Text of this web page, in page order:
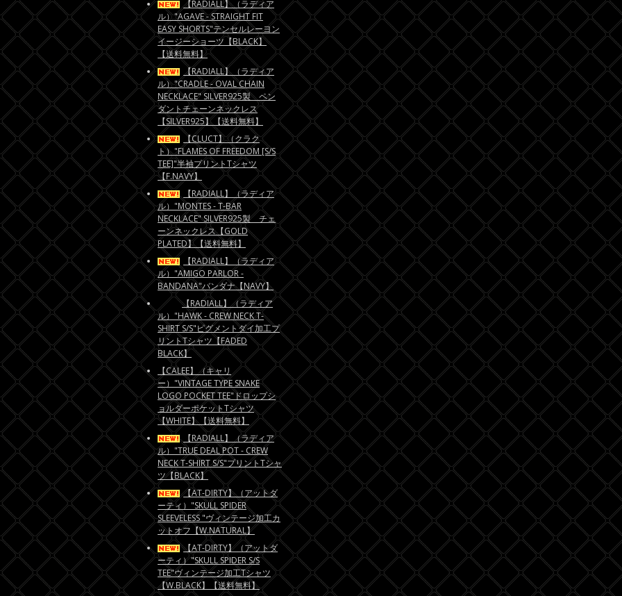
【RADIALL】（ラディア
ル）"AGAVE - STRAIGHT FIT
EASY SHORTS"テンセルレーヨン
イージーショーツ【BLACK】
【送料無料】
【RADIALL】（ラディア
ル）"CRADLE - OVAL CHAIN
NECKLACE" SILVER925製 ペン
ダントチェーンネックレス
【SILVER925】【送料無料】
【CLUCT】（クラク
ト）"FLAMES OF FREEDOM [S/S
TEE]"半袖プリントTシャツ
【F.NAVY】
【RADIALL】（ラディア
ル）"MONTES - T-BAR
NECKLACE" SILVER925製 チェ
ーンネックレス【GOLD
PLATED】【送料無料】
【RADIALL】（ラディア
ル）"AMIGO PARLOR -
BANDANA"バンダナ【NAVY】
【RADIALL】（ラディア
ル）"HAWK - CREW NECK T-
SHIRT S/S"ピグメントダイ加工プ
リントTシャツ【FADED
BLACK】
【CALEE】（キャリ
ー）"VINTAGE TYPE SNAKE
LOGO POCKET TEE"ドロップシ
ョルダーポケットTシャツ
【WHITE】【送料無料】
【RADIALL】（ラディア
ル）"TRUE DEAL POT - CREW
NECK T-SHIRT S/S"プリントTシャ
ツ【BLACK】
【AT-DIRTY】（アットダ
ーティ）"SKULL SPIDER
SLEEVELESS "ヴィンテージ加工カ
ットオフ【W.NATURAL】
【AT-DIRTY】（アットダ
ーティ）"SKULL SPIDER S/S
TEE"ヴィンテージ加工Tシャツ
【W.BLACK】【送料無料】